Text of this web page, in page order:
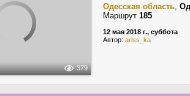
379
Одесская область,
Маршрут 185
12 мая 2018 г., суббота
Автор: ariss_ka